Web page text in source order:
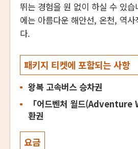
뛰는 경험을 원 없이 하실 수 있
에는 아름다운 해안선, 온천, 역
다.
패키지 티켓에 포함되는 사항
왕복 고속버스 승차권
「어드벤처 월드
환권
요금